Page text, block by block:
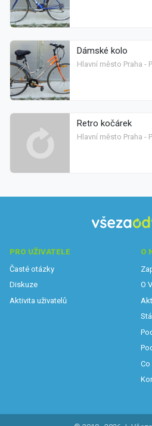
Dámské kolo
Hlavní město Praha -
Retro kočárek
Hlavní město Praha -
PRO UŽIVATELE
Časté otázky
Diskuze
Aktivita uživatelů
O
O
Co